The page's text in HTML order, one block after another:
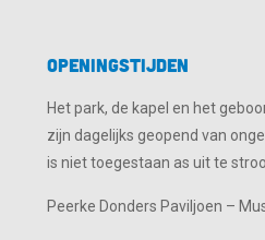
Openingstijden
Het park, de kapel en het
zijn dagelijks geopend van
is niet toegestaan as uit te
Peerke Donders Paviljoen –